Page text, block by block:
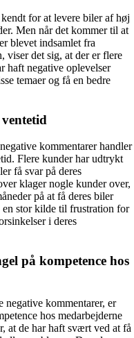
for at levere biler af høj
Men når det kommer til at
blevet indsamlet fra
viser det sig, at der er flere
haft negative oplevelser
temaer og få en bedre
kommentarer handler
Flere kunder har udtrykt
få svar på deres
klager nogle kunder over,
på at få deres biler
stor kilde til frustration for
i deres
på kompetence hos
kommentarer, er
hos medarbejderne
at de har haft svært ved at få